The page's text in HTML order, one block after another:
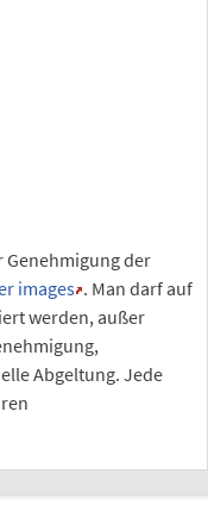
der
images . Man darf auf
werden, außer
Abgeltung. Jede